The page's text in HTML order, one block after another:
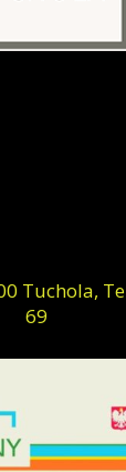
Tuchola,
69